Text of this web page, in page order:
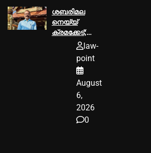
ശബരിമല
നെയ്യ്
ക്രമക്കേട്;
പി.എസ്
പ്രശാന്ത്
പ്രതിയാകും
law-
point
August
6,
2026
0